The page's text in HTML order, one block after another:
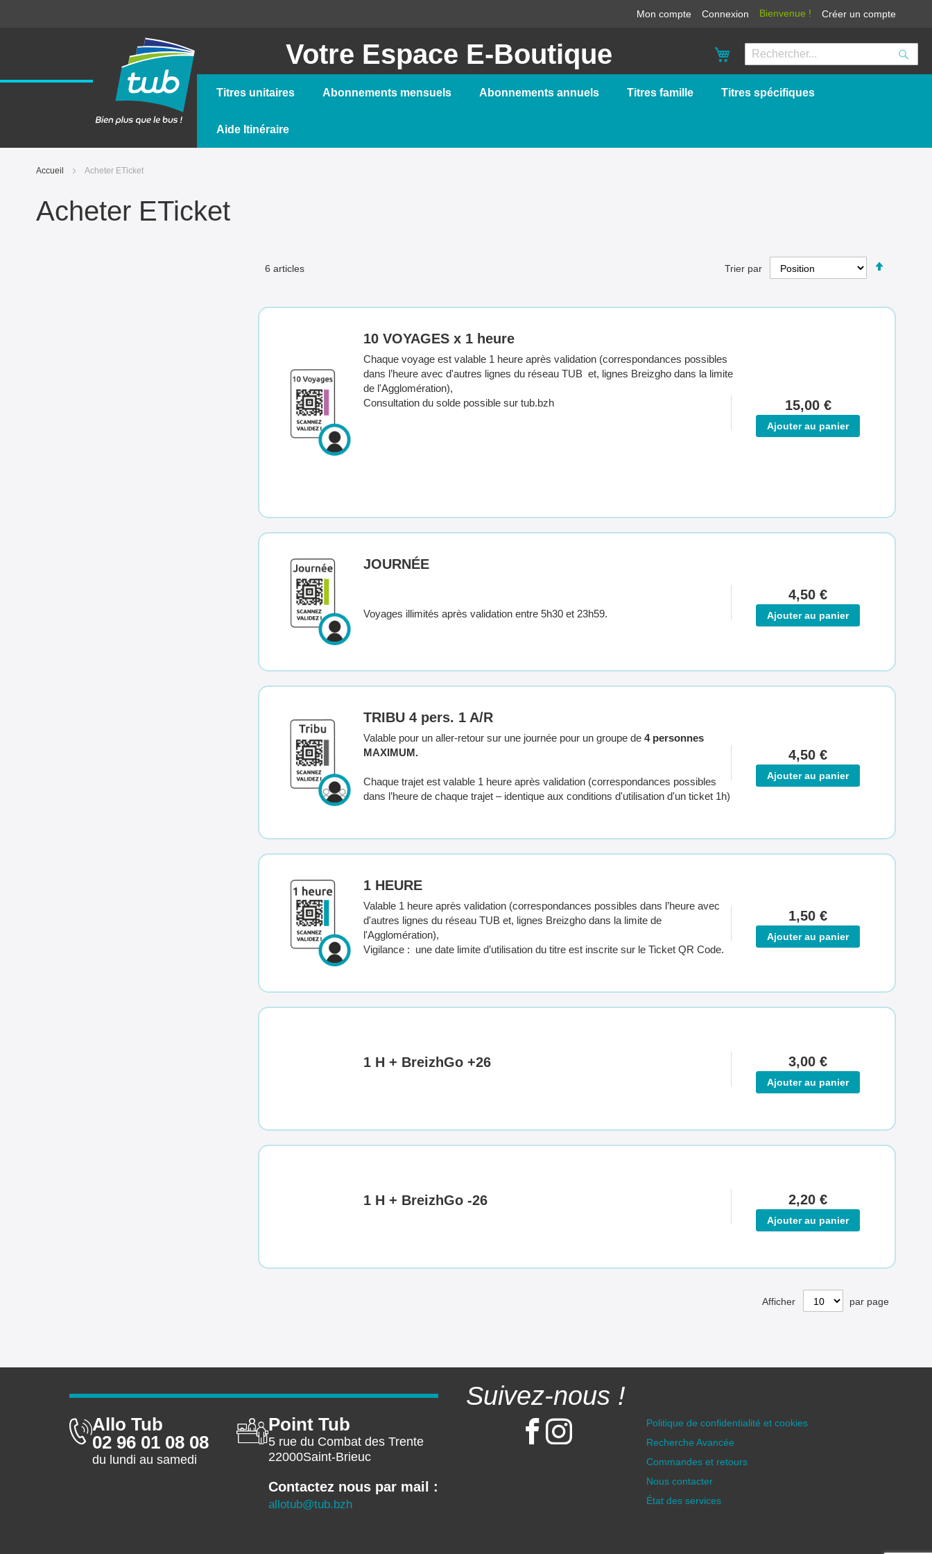
Mon compte Connexion Bienvenue ! Créer un compte
Votre Espace E-Boutique Mon panier
Titres unitaires Abonnements mensuels Abonnements annuels Titres famille Titres spécifiques
Aide Itinéraire
Accueil Acheter ETicket
Acheter ETicket
6 articles Trier par
10 VOYAGES x 1 heure
Chaque voyage est valable 1 heure après validation (correspondances possibles
dans l’heure avec d'autres lignes du réseau TUB et, lignes Breizgho dans la limite
de l'Agglomération),
Consultation du solde possible sur tub.bzh
15,00 €
Ajouter au panier
JOURNÉE
Voyages illimités après validation entre 5h30 et 23h59.
4,50 €
Ajouter au panier
TRIBU 4 pers. 1 A/R
Valable pour un aller-retour sur une journée pour un groupe de 4 personnes
MAXIMUM.
Chaque trajet est valable 1 heure après validation (correspondances possibles
dans l’heure de chaque trajet – identique aux conditions d'utilisation d'un ticket 1h)
4,50 €
Ajouter au panier
1 HEURE
Valable 1 heure après validation (correspondances possibles dans l’heure avec
d'autres lignes du réseau TUB et, lignes Breizgho dans la limite de
l'Agglomération),
Vigilance : une date limite d’utilisation du titre est inscrite sur le Ticket QR Code.
1,50 €
Ajouter au panier
1 H + BreizhGo +26 3,00 €
Ajouter au panier
1 H + BreizhGo -26 2,20 €
Ajouter au panier
Afficher par page
Suivez-nous !
Allo Tub
02 96 01 08 08
du lundi au samedi
Point Tub
5 rue du Combat des Trente
22000Saint-Brieuc
Contactez nous par mail :
allotub@tub.bzh
Politique de confidentialité et cookies
Recherche Avancée
Commandes et retours
Nous contacter
État des services